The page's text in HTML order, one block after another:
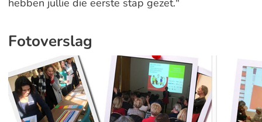
hebben jullie die eerste stap gezet."
Fotoverslag